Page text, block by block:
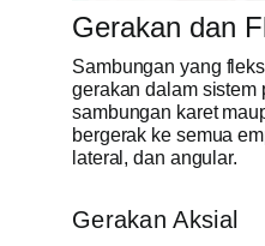
Gerakan dan
Sambungan yang
gerakan dalam sistem
sambungan karet
bergerak ke semua
lateral, dan angular.
Gerakan Aksial